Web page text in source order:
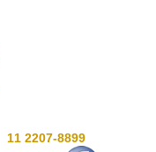
11 2207-8899